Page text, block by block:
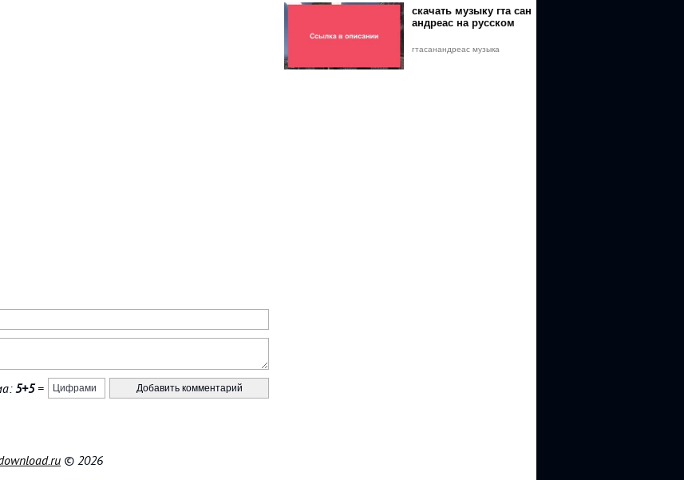
5+5=
скачать музыку гта сан
андреас на русском
гтасанандреас музыка
© 2026